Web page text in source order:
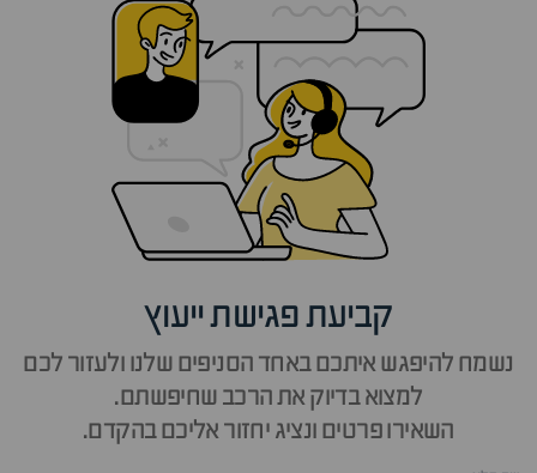
קביעת פגישת ייעוץ
נשמח להיפגש איתכם באחד הסניפים שלנו ולעזור לכם
למצוא בדיוק את הרכב שחיפשתם.
השאירו פרטים ונציג יחזור אליכם בהקדם.